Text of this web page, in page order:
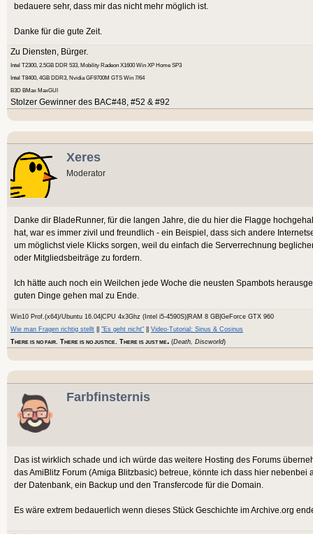
bedauere sehr, dass mir das nicht mehr möglich ist.
Danke für die gute Zeit.
Zu Diensten, Bürger.
Intel T2300, 2.5GB DDR 533, Mobility Radeon X1600 Win XP Home SP3
Intel T8400, 4GB DDR3, Nvidia GF9700M GTS Win 7/64
B3D BMax MaxGUI
Stolzer Gewinner des BAC#48, #52 & #92
Xeres
Moderator
Danke dir BladeRunner, für die langen Jahre, die du hier die Flagge
hat, war es immer zivil und freundlich - ein Beispiel, dass sich andere
um möglichst viele Klicks sorgen, weil du einfach die Serverrechnung
oder Mitgliedsbeiträge zu fordern.
Ich hätte auch noch ein Weilchen jede Woche die neusten Spambots
guten Dinge gehen mal zu Ende.
Win10 Prof.(x64)/Ubuntu 16.04|CPU 4x3Ghz (Intel i5-4590S)|RAM 8 GB|GeForce GTX 960
Wie man Fragen richtig stellt
"Es geht nicht"
Video-Tutorial: Sinus & Cosinus
THERE IS NO FAIR. THERE IS NO JUSTICE. THERE IS JUST ME. (Death, Discworld)
Farbfinsternis
Das ist wirklich schade und ich würde das weitere Hosting des Forums
das AmiBlitz Forum (Amiga Blitzbasic) betreue, könnte ich dass hier
der Datenbank, ein Backup und den Transfercode für die Domain.
Es wäre extrem bedauerlich wenn dieses Stück Geschichte im Archive.org